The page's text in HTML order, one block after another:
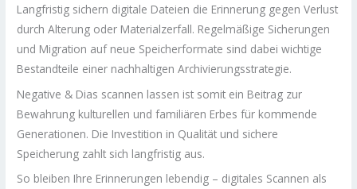
Langfristig sichern digitale Dateien die Erinnerung gegen Verlust
durch Alterung oder Materialzerfall. Regelmäßige Sicherungen
und Migration auf neue Speicherformate sind dabei wichtige
Bestandteile einer nachhaltigen Archivierungsstrategie.
Negative & Dias scannen lassen ist somit ein Beitrag zur
Bewahrung kulturellen und familiären Erbes für kommende
Generationen. Die Investition in Qualität und sichere
Speicherung zahlt sich langfristig aus.
So bleiben Ihre Erinnerungen lebendig – digitales Scannen als